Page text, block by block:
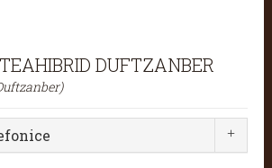
DUFTZANBER